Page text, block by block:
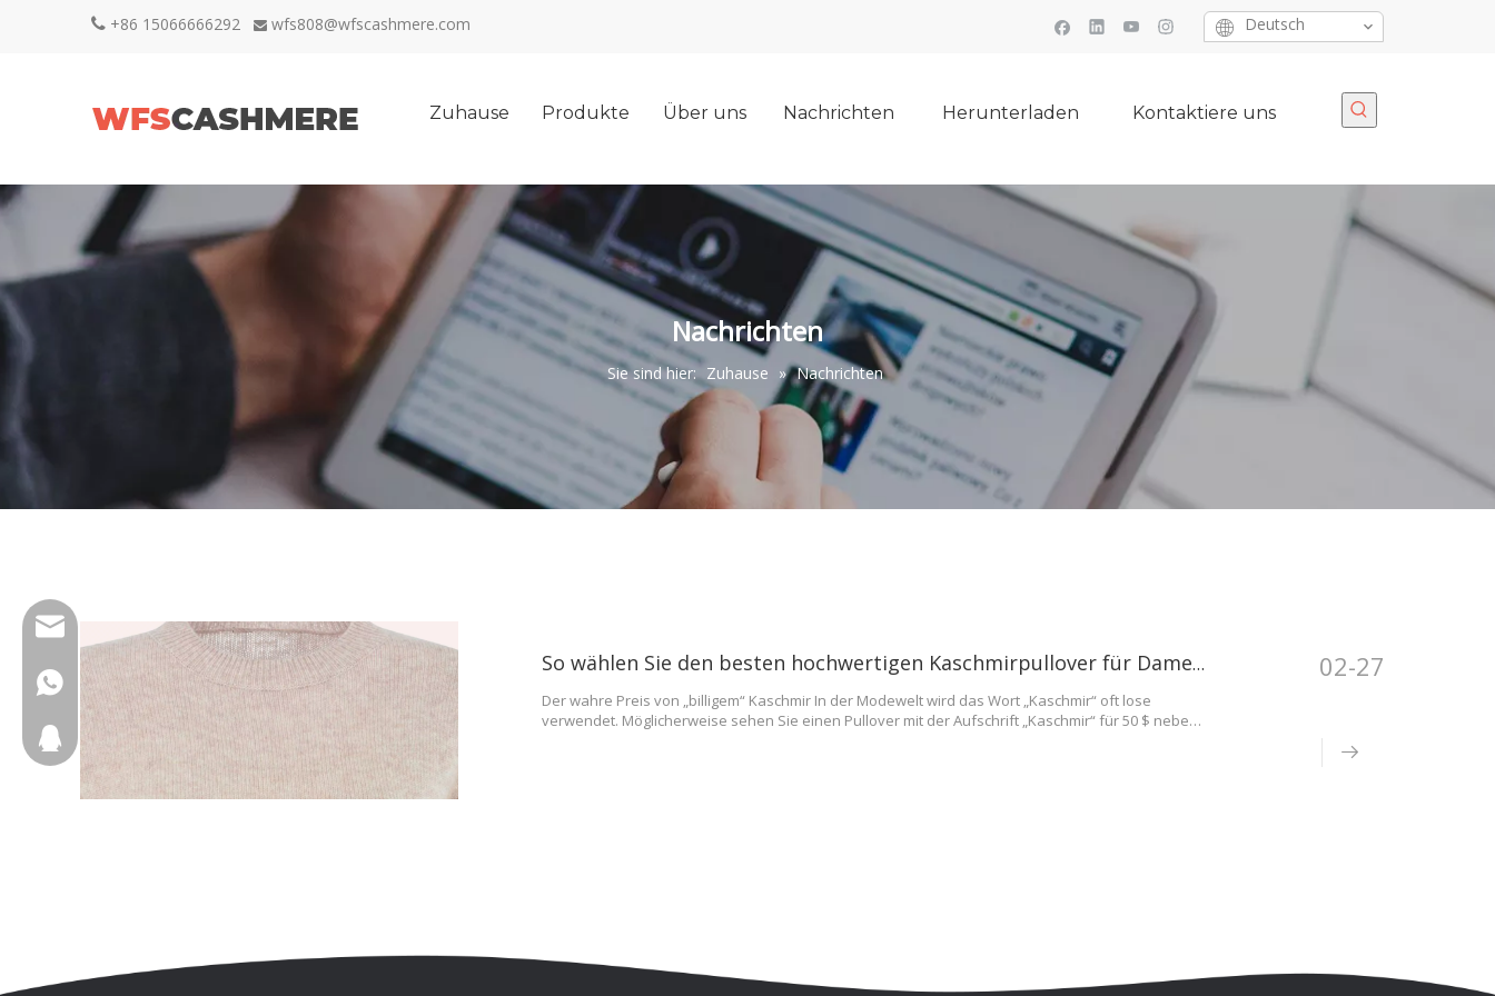
 +86 15066666292  wfs808@wfscashmere.com Deutsch
Zuhause Produkte Über uns Nachrichten Herunterladen Kontaktiere uns
Nachrichten
Sie sind hier: Zuhause » Nachrichten
So wählen Sie den besten hochwertigen Kaschmirpullover für Damen aus: Eine umfassende Kaufberatung
Der wahre Preis von „billigem“ Kaschmir In der Modewelt wird das Wort „Kaschmir“ oft lose
verwendet. Möglicherweise sehen Sie einen Pullover mit der Aufschrift „Kaschmir“ für 50 $ neben
02-27
wfs808@wfscashmere.com
+8615066666292
2917611817